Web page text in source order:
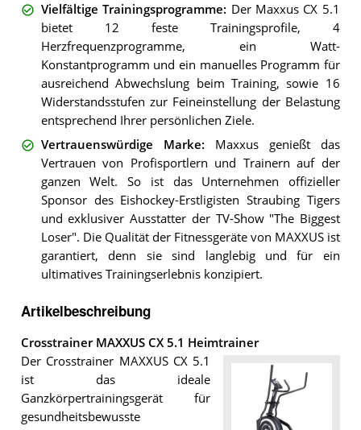
Vielfältige Trainingsprogramme: Der Maxxus CX 5.1
bietet 12 feste Trainingsprofile, 4
Herzfrequenzprogramme, ein Watt-
Konstantprogramm und ein manuelles Programm für
ausreichend Abwechslung beim Training, sowie 16
Widerstandsstufen zur Feineinstellung der Belastung
entsprechend Ihrer persönlichen Ziele.
Vertrauenswürdige Marke: Maxxus genießt das
Vertrauen von Profisportlern und Trainern auf der
ganzen Welt. So ist das Unternehmen offizieller
Sponsor des Eishockey-Erstligisten Straubing Tigers
und exklusiver Ausstatter der TV-Show "The Biggest
Loser". Die Qualität der Fitnessgeräte von MAXXUS ist
garantiert, denn sie sind langlebig und für ein
ultimatives Trainingserlebnis konzipiert.
Artikelbeschreibung
Crosstrainer MAXXUS CX 5.1 Heimtrainer
Der Crosstrainer MAXXUS CX 5.1
ist das ideale
Ganzkörpertrainingsgerät für
gesundheitsbewusste